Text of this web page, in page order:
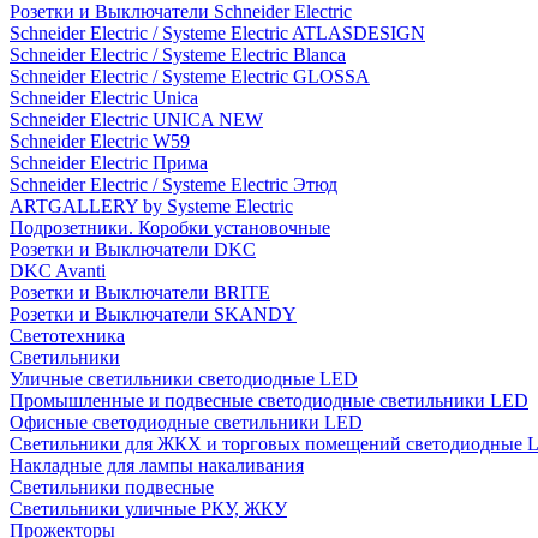
Розетки и Выключатели Schneider Electric
Schneider Electric / Systeme Electric ATLASDESIGN
Schneider Electric / Systeme Electric Blanca
Schneider Electric / Systeme Electric GLOSSA
Schneider Electric Unica
Schneider Electric UNICA NEW
Schneider Electric W59
Schneider Electric Прима
Schneider Electric / Systeme Electric Этюд
ARTGALLERY by Systeme Electric
Подрозетники. Коробки установочные
Розетки и Выключатели DKC
DKC Avanti
Розетки и Выключатели BRITE
Розетки и Выключатели SKANDY
Светотехника
Светильники
Уличные светильники светодиодные LED
Промышленные и подвесные светодиодные светильники LED
Офисные светодиодные светильники LED
Светильники для ЖКХ и торговых помещений светодиодные
Накладные для лампы накаливания
Светильники подвесные
Светильники уличные РКУ, ЖКУ
Прожекторы